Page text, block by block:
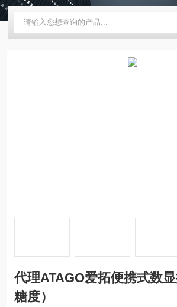
代理ATAGO爱拓便携式数
糖度）